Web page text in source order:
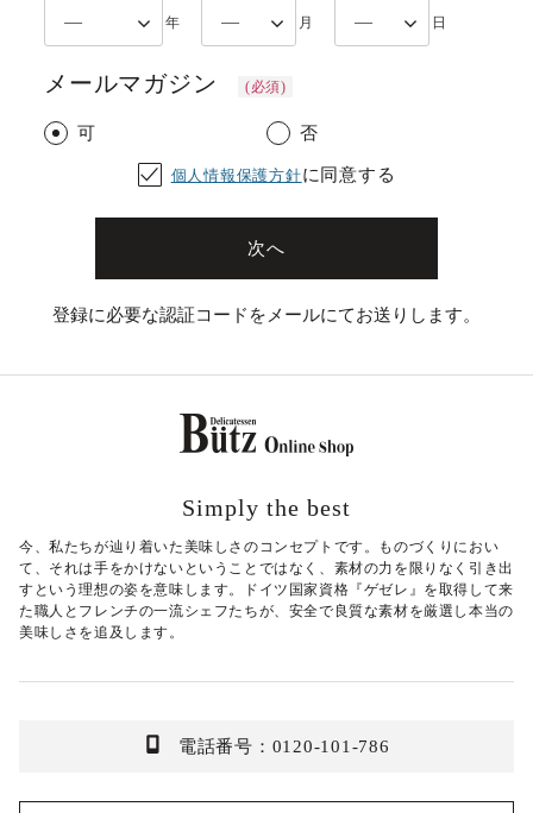
メールマガジン (必須)
可 否
個人情報保護方針に同意する
次へ
登録に必要な認証コードをメールにてお送りします。
Simply the best
今、私たちが辿り着いた美味しさのコンセプトです。ものづくりにおい
て、それは手をかけないということではなく、素材の力を限りなく引き出
すという理想の姿を意味します。ドイツ国家資格『ゲゼレ』を取得して来
た職人とフレンチの一流シェフたちが、安全で良質な素材を厳選し本当の
美味しさを追及します。
電話番号：0120-101-786